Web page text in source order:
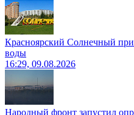
Красноярский Солнечный
воды
16:29, 09.08.2026
Народный фронт запустил